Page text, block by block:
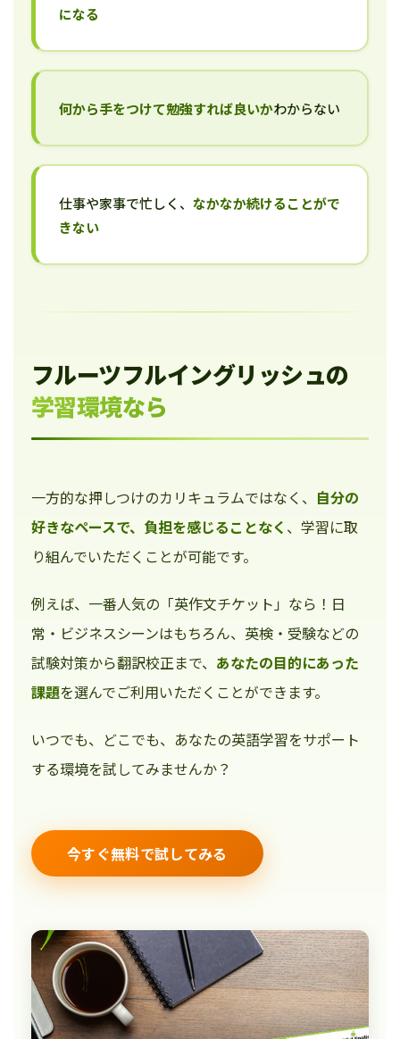
になる
何から手をつけて勉強すれば良いかわからない
仕事や家事で忙しく、 なかなか続けることがで
きない
フルーツフルイングリッシュの
学習環境なら
一方的な押しつけのカリキュラムではなく、 自分の
好きなペースで、負担を感じることなく 、学習に取
り組んでいただくことが可能です。
例えば、一番人気の「英作文チケット」なら！日
常・ビジネスシーンはもちろん、英検・受験などの
試験対策から翻訳校正まで、 あなたの目的にあった
課題を選んでご利用いただくことができます。
いつでも、どこでも、あなたの英語学習をサポート
する環境を試してみませんか？
今すぐ無料で試してみる